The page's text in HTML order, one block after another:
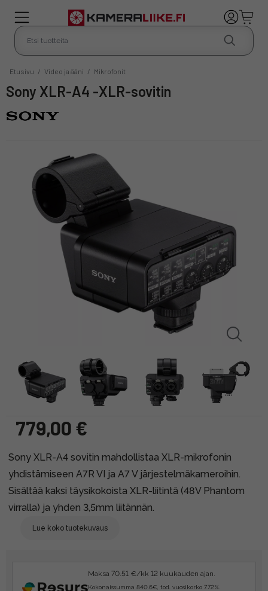
Etusivu / Video ja ääni / Mikrofonit
Sony XLR-A4 -XLR-sovitin
779,00 €
Sony XLR-A4 sovitin mahdollistaa XLR-mikrofonin
yhdistämiseen A7R VI ja A7 V järjestelmäkameroihin.
Sisältää kaksi täysikokoista XLR-liitintä (48V Phantom
virralla) ja yhden 3,5mm liitännän.
Lue koko tuotekuvaus
Maksa 70.51 €/kk 12 kuukauden ajan.
Kokonaissumma 840.6€, tod. vuosikorko 7.72%.